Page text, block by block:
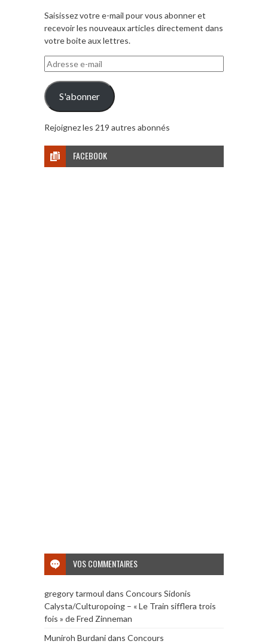
Saisissez votre e-mail pour vous abonner et
recevoir les nouveaux articles directement dans
votre boite aux lettres.
Adresse
e-
mail
S'abonner
Rejoignez les 219 autres abonnés
FACEBOOK
VOS COMMENTAIRES
gregory tarmoul dans Concours Sidonis
Calysta/Culturopoing – « Le Train sifflera trois
fois » de Fred Zinneman
Muniroh Burdanidans Concours